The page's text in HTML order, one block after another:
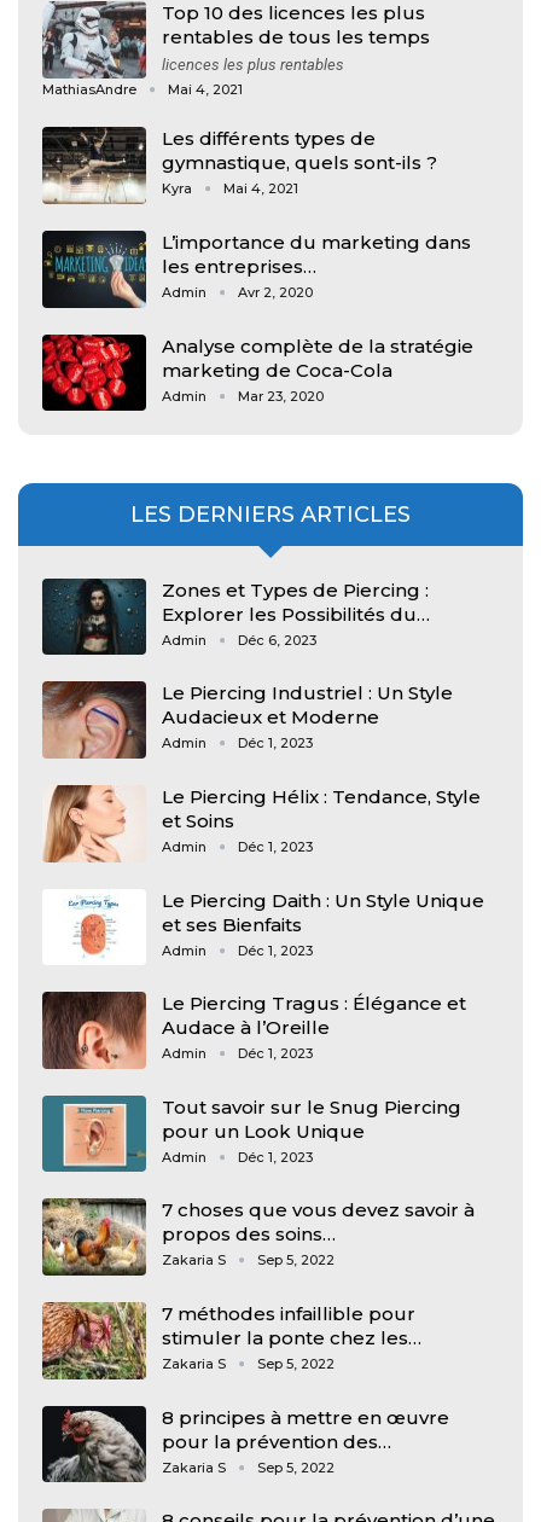
Top 10 des licences les plus
rentables de tous les temps
licences les plus rentables
MathiasAndre Mai 4, 2021
Les différents types de
gymnastique, quels sont-ils ?
Kyra Mai 4, 2021
L’importance du marketing dans
les entreprises…
Admin Avr 2, 2020
Analyse complète de la stratégie
marketing de Coca-Cola
Admin Mar 23, 2020
LES DERNIERS ARTICLES
Zones et Types de Piercing :
Explorer les Possibilités du…
Admin Déc 6, 2023
Le Piercing Industriel : Un Style
Audacieux et Moderne
Admin Déc 1, 2023
Le Piercing Hélix : Tendance, Style
et Soins
Admin Déc 1, 2023
Le Piercing Daith : Un Style Unique
et ses Bienfaits
Admin Déc 1, 2023
Le Piercing Tragus : Élégance et
Audace à l’Oreille
Admin Déc 1, 2023
Tout savoir sur le Snug Piercing
pour un Look Unique
Admin Déc 1, 2023
7 choses que vous devez savoir à
propos des soins…
Zakaria S Sep 5, 2022
7 méthodes infaillible pour
stimuler la ponte chez les…
Zakaria S Sep 5, 2022
8 principes à mettre en œuvre
pour la prévention des…
Zakaria S Sep 5, 2022